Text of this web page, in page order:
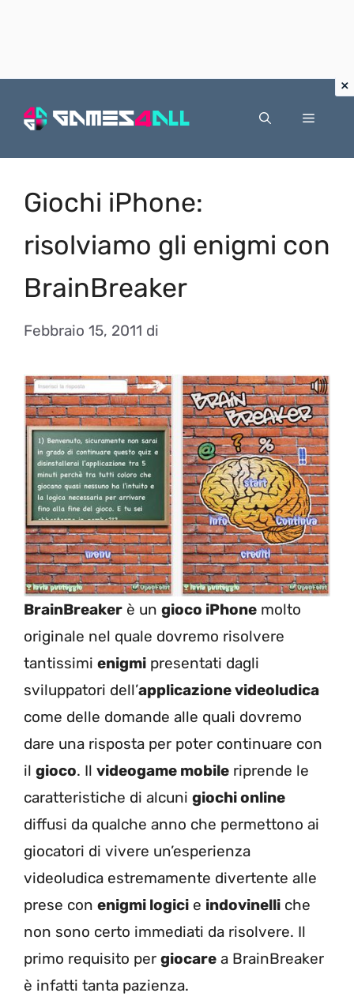
Menu
Giochi iPhone:
risolviamo gli enigmi con
BrainBreaker
Febbraio 15, 2011 di
BrainBreaker è un gioco iPhone molto
originale nel quale dovremo risolvere
tantissimi enigmi presentati dagli
sviluppatori dell’applicazione videoludica
come delle domande alle quali dovremo
dare una risposta per poter continuare con
il gioco. Il videogame mobile riprende le
caratteristiche di alcuni giochi online
diffusi da qualche anno che permettono ai
giocatori di vivere un’esperienza
videoludica estremamente divertente alle
prese con enigmi logici e indovinelli che
non sono certo immediati da risolvere. Il
primo requisito per giocare a BrainBreaker
è infatti tanta pazienza.